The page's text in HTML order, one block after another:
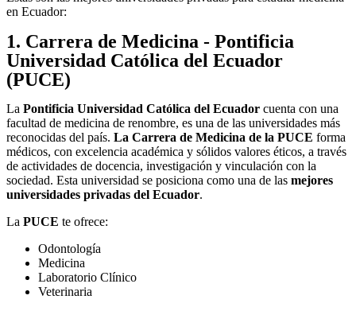
en Ecuador:
1. Carrera de Medicina - Pontificia
Universidad Católica del Ecuador
(PUCE)
La Pontificia Universidad Católica del Ecuador cuenta con una
facultad de medicina de renombre, es una de las universidades más
reconocidas del país. La Carrera de Medicina de la PUCE forma
médicos, con excelencia académica y sólidos valores éticos, a través
de actividades de docencia, investigación y vinculación con la
sociedad. Esta universidad se posiciona como una de las mejores
universidades privadas del Ecuador.
La PUCE te ofrece:
Odontología
Medicina
Laboratorio Clínico
Veterinaria